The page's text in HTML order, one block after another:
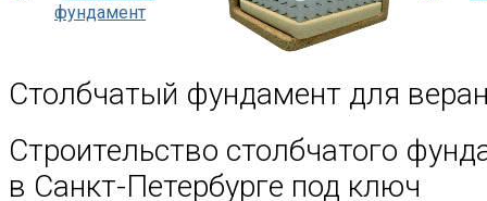
Столбчатый фундамент для
Строительство столбчатого
в Санкт-Петербурге под ключ